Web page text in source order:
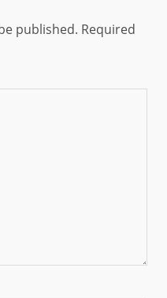
published. Required